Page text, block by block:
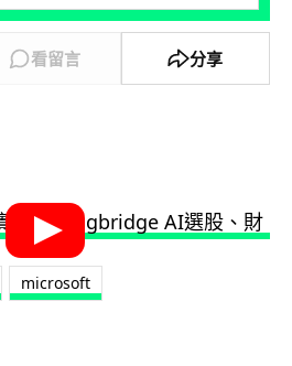
看留言 分享
microsoft